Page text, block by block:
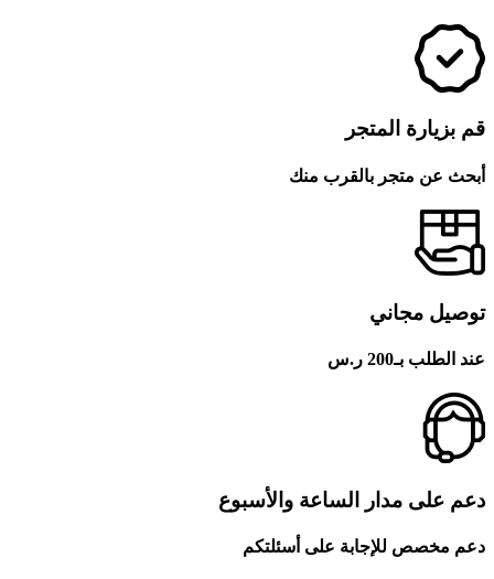
قم بزيارة المتجر
أبحث عن متجر بالقرب منك
توصيل مجاني
عند الطلب بـ200 ر.س
دعم على مدار الساعة والأسبوع
دعم مخصص للإجابة على أسئلتكم